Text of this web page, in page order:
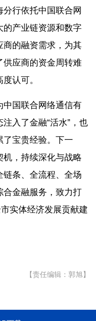
行依托中国联合网
的产业链资源和数字
商的融资需求，为其
供应商的资金周转难
认可。
中国联合网络通信有
入了金融“活水”，也
了宝贵经验。下一
机，持续深化与战略
条、全流程、全场
合金融服务，致力打
实体经济发展贡献建
【责任编辑：郭旭】